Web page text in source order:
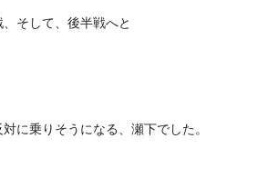
そして、後半戦へと
に乗りそうになる、瀬下でした。